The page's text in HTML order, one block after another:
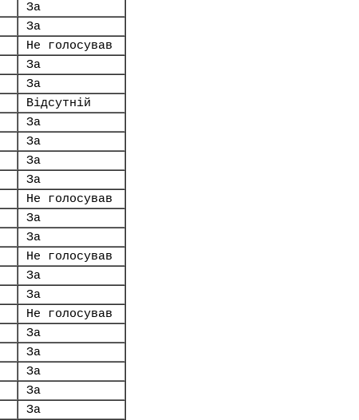
За
За
Не голосував
За
За
Відсутній
За
За
За
За
Не голосував
За
За
Не голосував
За
За
Не голосував
За
За
За
За
За